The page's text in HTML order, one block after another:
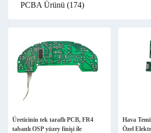
PCBA Ürünü (174)
Üreticinin tek taraflı PCB, FR4
tabanlı OSP yüzey finişi ile
Hava
Özel